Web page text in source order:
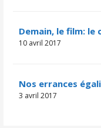
Demain, le film:
10 avril 2017
Nos errances
3 avril 2017